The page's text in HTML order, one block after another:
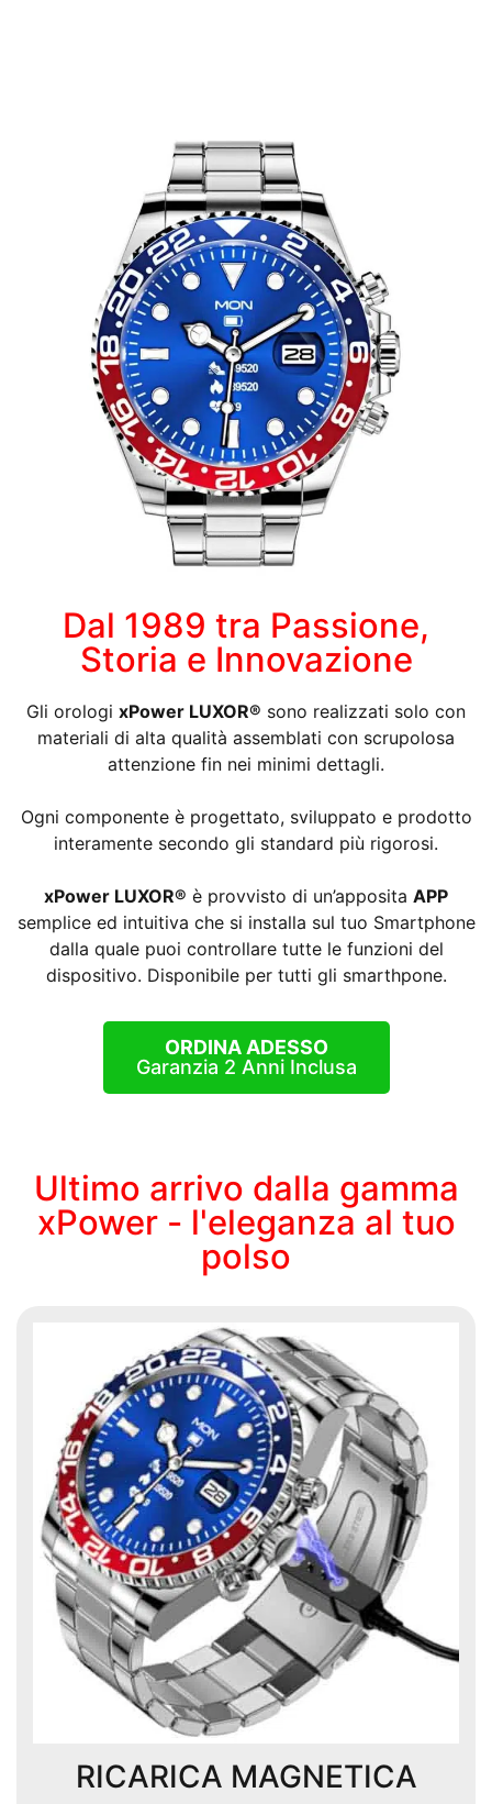
Dal 1989 tra Passione,
Storia e Innovazione
Gli orologi xPower LUXOR® sono realizzati solo con
materiali di alta qualità assemblati con scrupolosa
attenzione fin nei minimi dettagli.
Ogni componente è progettato, sviluppato e prodotto
interamente secondo gli standard più rigorosi.
xPower LUXOR® è provvisto di un’apposita APP
semplice ed intuitiva che si installa sul tuo Smartphone
dalla quale puoi controllare tutte le funzioni del
dispositivo. Disponibile per tutti gli smarthpone.
ORDINA ADESSO
Garanzia 2 Anni Inclusa
Ultimo arrivo dalla gamma
xPower - l'eleganza al tuo
polso
RICARICA MAGNETICA